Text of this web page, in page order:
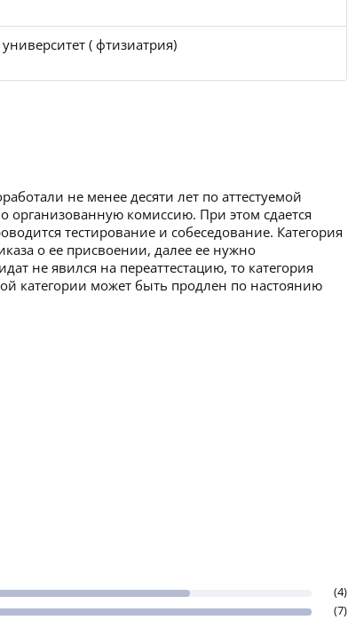
( фтизиатрия)
не менее десяти лет по аттестуемой
организованную комиссию. При этом сдается
тестирование и собеседование. Категория
о ее присвоении, далее ее нужно
не явился на переаттестацию, то категория
категории может быть продлен по настоянию
(4)
(7)